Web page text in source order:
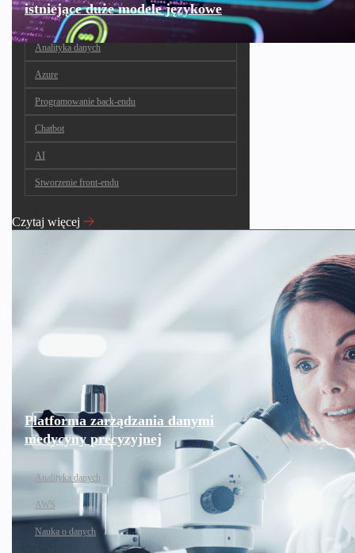
istniejące duże modele językowe
Analityka danych
Azure
Programowanie back-endu
Chatbot
AI
Stworzenie front-endu
Czytaj więcej
Platforma zarządzania danymi
medycyny precyzyjnej
Analityka danych
AWS
Nauka o danych